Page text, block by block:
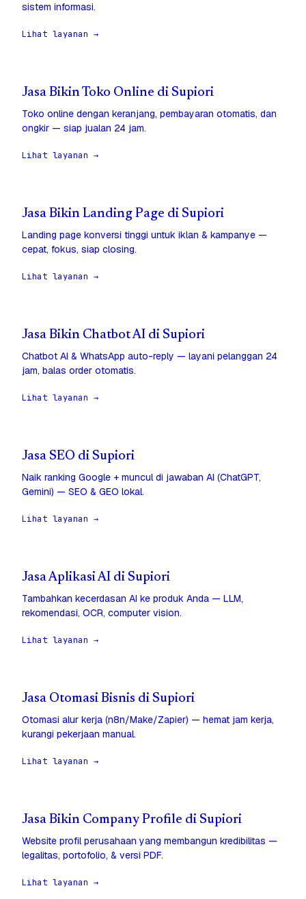
sistem informasi.
Lihat layanan →
Jasa Bikin Toko Online di Supiori
Toko online dengan keranjang, pembayaran otomatis, dan
ongkir — siap jualan 24 jam.
Lihat layanan →
Jasa Bikin Landing Page di Supiori
Landing page konversi tinggi untuk iklan & kampanye —
cepat, fokus, siap closing.
Lihat layanan →
Jasa Bikin Chatbot AI di Supiori
Chatbot AI & WhatsApp auto-reply — layani pelanggan 24
jam, balas order otomatis.
Lihat layanan →
Jasa SEO di Supiori
Naik ranking Google + muncul di jawaban AI (ChatGPT,
Gemini) — SEO & GEO lokal.
Lihat layanan →
Jasa Aplikasi AI di Supiori
Tambahkan kecerdasan AI ke produk Anda — LLM,
rekomendasi, OCR, computer vision.
Lihat layanan →
Jasa Otomasi Bisnis di Supiori
Otomasi alur kerja (n8n/Make/Zapier) — hemat jam kerja,
kurangi pekerjaan manual.
Lihat layanan →
Jasa Bikin Company Profile di Supiori
Website profil perusahaan yang membangun kredibilitas —
legalitas, portofolio, & versi PDF.
Lihat layanan →